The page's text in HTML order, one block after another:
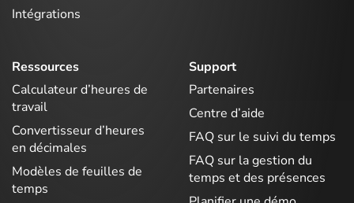
Intégrations
Ressources
Calculateur d’heures de
travail
Convertisseur d’heures
en décimales
Modèles de feuilles de
temps
Support
Partenaires
Centre d’aide
FAQ sur le suivi du temps
FAQ sur la gestion du
temps et des présences